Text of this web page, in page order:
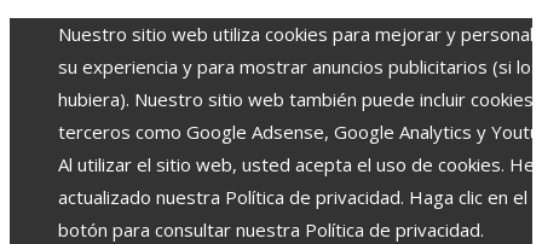
Nuestro sitio web utiliza cookies para mejorar y
su experiencia y para mostrar anuncios publicitarios (si los
hubiera). Nuestro sitio web también puede incluir cookies
terceros como Google Adsense, Google Analytics y
Al utilizar el sitio web, usted acepta el uso de cookies.
actualizado nuestra Política de privacidad. Haga clic en el
botón para consultar nuestra Política de privacidad.